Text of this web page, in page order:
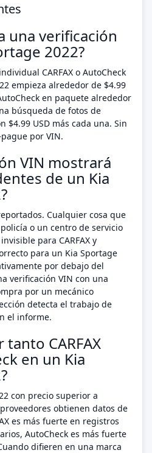
una verificación
2022?
CARFAX o AutoCheck
empieza alrededor de $4.99
en paquete alrededor
búsqueda de fotos de
$4.99 USD más cada una. Sin
por VIN.
VIN mostrará
de un Kia
Cualquier cosa que
o un centro de servicio
para CARFAX y
para un Kia Sportage
por debajo del
verificación VIN con una
por un mecánico
detecta el trabajo de
el informe.
CARFAX
en un Kia
con precio superior a
proveedores obtienen datos de
es más fuerte en registros
AutoCheck es más fuerte
difieren en una marca